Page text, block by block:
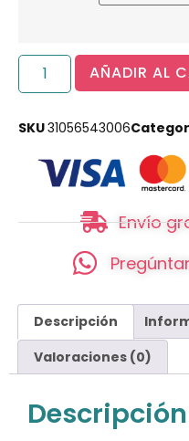
AÑADIR AL
SKU31056543006
Envío
Descripción
Valoraciones (0)
Descripción